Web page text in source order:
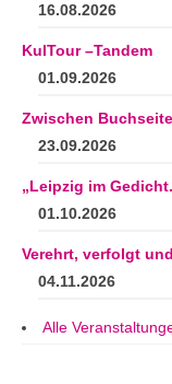
16.08.2026
KulTour –Tandem
01.09.2026
Zwischen
23.09.2026
„Leipzig im
01.10.2026
Verehrt, verfolgt
04.11.2026
Alle